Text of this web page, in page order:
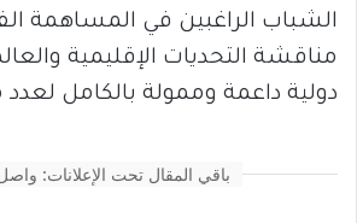
الشباب الراغبين في المساهمة
مناقشة التحديات الإقليمية
دولية داعمة وممولة بالكامل
باقي المقال تحت الإعلانات: واصل